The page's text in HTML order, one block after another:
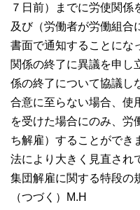
７日前）までに労使関
及び（労働者が労働組合
書面で通知することにな
関係の終了に異議を申し
係の終了について協議し
合意に至らない場合、使
を受けた場合にのみ、労
ち解雇）することができ
法により大きく見直され
集団解雇に関する特段の
（つづく）M.H